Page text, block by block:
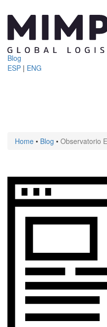
Blog
ESP | ENG
Home • Blog • Observatorio